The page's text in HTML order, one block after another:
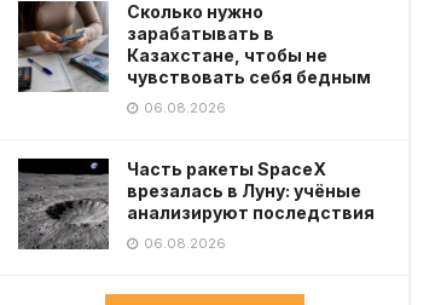
Сколько нужно
зарабатывать в
Казахстане, чтобы не
чувствовать себя бедным
06.08.2026
Часть ракеты SpaceX
врезалась в Луну: учёные
анализируют последствия
06.08.2026